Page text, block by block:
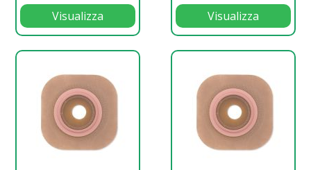
Visualizza Visualizza